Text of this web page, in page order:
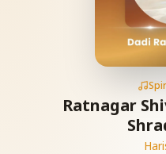
Ratnagar